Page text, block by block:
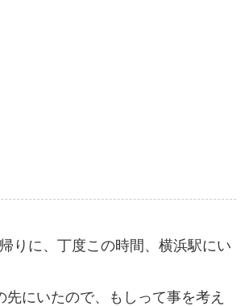
りに、丁度この時間、横浜駅にい
先にいたので、もしって事を考え